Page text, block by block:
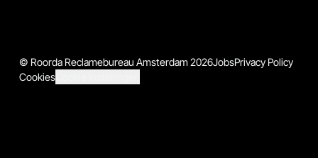
© Roorda Reclamebureau Amsterdam 2026JobsPrivacy Policy
Cookies